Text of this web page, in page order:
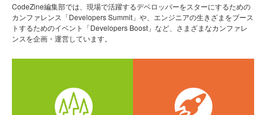
CodeZine編集部では、現場で活躍するデベロッパーをスターにするための
カンファレンス「Developers Summit」や、エンジニアの生きざまをブース
トするためのイベント「Developers Boost」など、さまざまなカンファレ
ンスを企画・運営しています。